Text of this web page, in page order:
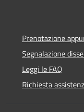
Prenotazione
Segnalazione
Leggi le FAQ
Richiesta